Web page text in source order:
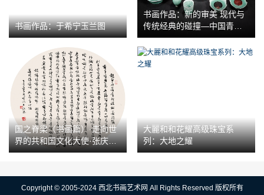
书画作品：于希宁玉兰图
书画作品：新的审美 现代与
传统经典的碰撞—中国青瓷
全新的呈献
国之脊梁（书画篇）·走向世
界的共和国文化大使·张庆祥
作品展
大麗和和花耀高级珠宝系
列：大地之耀
Copyright © 2005-2024 西北书画艺术网 All Rights Reserved 版权所有